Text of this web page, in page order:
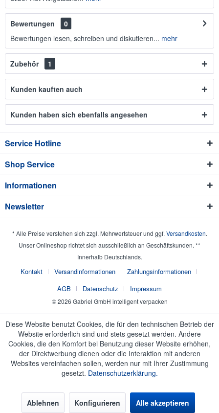
Bewertungen
0
Bewertungen lesen, schreiben und diskutieren... mehr
Zubehör 1
Kunden kauften auch
Kunden haben sich ebenfalls angesehen
Service Hotline
Shop Service
Informationen
Newsletter
* Alle Preise verstehen sich zzgl. Mehrwertsteuer und ggf. Versandkosten.
Unser Onlineshop richtet sich ausschließlich an Geschäftskunden. **
Innerhalb Deutschlands.
Kontakt Versandinformationen
Zahlungsinformationen
AGB
Datenschutz Impressum
© 2026 Gabriel GmbH intelligent verpacken
Diese Website benutzt Cookies, die für den technischen Betrieb der
Website erforderlich sind und stets gesetzt werden. Andere
Cookies, die den Komfort bei Benutzung dieser Website erhöhen,
der Direktwerbung dienen oder die Interaktion mit anderen
Websites vereinfachen sollen, werden nur mit Ihrer Zustimmung
gesetzt. Datenschutzerklärung.
Ablehnen Konfigurieren Alle akzeptieren